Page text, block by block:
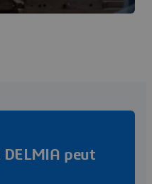
DELMIA peut